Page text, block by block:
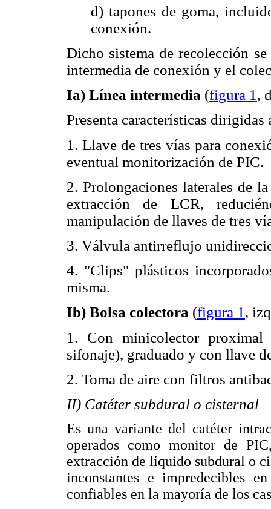
d) tapones de goma,
conexión.
Dicho sistema de recolección
intermedia de conexión y el
Ia) Línea intermedia (figura 1 ,
Presenta características
1. Llave de tres vías para
eventual monitorización de PIC.
2. Prolongaciones laterales de
extracción de LCR,
manipulación de llaves de tres
3. Válvula antirreflujo
4. "Clips" plásticos
misma.
Ib) Bolsa colectora (figura 1,
1. Con minicolector proximal
sifonaje), graduado y con llave
2. Toma de aire con filtros
II) Catéter subdural o cisternal
Es una variante del catéter
operados como monitor de
extracción de líquido subdural o
inconstantes e impredecibles
confiables en la mayoría de los